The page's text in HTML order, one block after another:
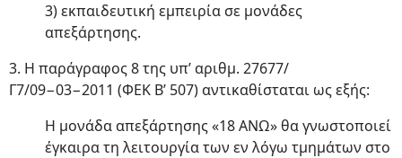
3) εκπαιδευτική εμπειρία σε μονάδες
απεξάρτησης.
3. Η παράγραφος 8 της υπ’ αριθμ. 27677/
Γ7/09−03−2011 (ΦΕΚ Β’ 507) αντικαθίσταται ως εξής:
Η μονάδα απεξάρτησης «18 ΑΝΩ» θα γνωστοποιεί
έγκαιρα τη λειτουργία των εν λόγω τμημάτων στο